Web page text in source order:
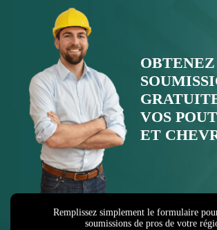
OBTENEZ
VOS
ET
Remplissez simplement le formulaire
soumissions de pros de votre